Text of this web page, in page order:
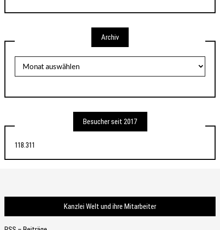
Archiv
Besucher seit 2017
118.311
Kanzlei Welt und ihre Mitarbeiter